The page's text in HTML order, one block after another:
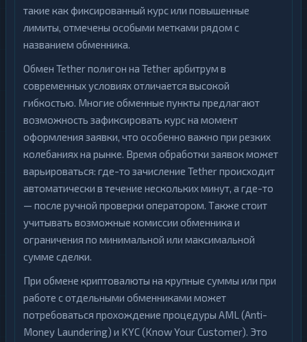
такие как фиксированный курс или повышенные
лимиты, отмечены особыми метками рядом с
названием обменника.
Обмен Tether полигон на Tether арбитрум в
современных условиях отличается высокой
гибкостью. Многие обменные пункты предлагают
возможность зафиксировать курс на момент
оформления заявки, что особенно важно при резких
колебаниях на рынке. Время обработки заявок может
варьироваться: где-то зачисление Tether происходит
автоматически в течение нескольких минут, а где-то
— после ручной проверки оператором. Также стоит
учитывать возможные комиссии обменника и
ограничения по минимальной или максимальной
сумме сделки.
При обмене криптовалюты на крупные суммы или при
работе с отдельными обменниками может
потребоваться прохождение процедуры AML (Anti-
Money Laundering) и KYC (Know Your Customer). Это